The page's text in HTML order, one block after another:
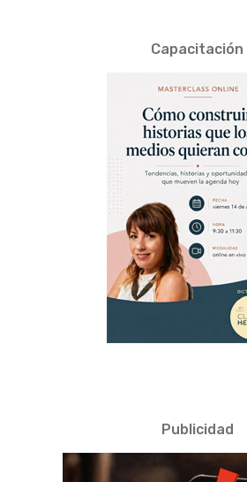
Capacitación
Publicidad